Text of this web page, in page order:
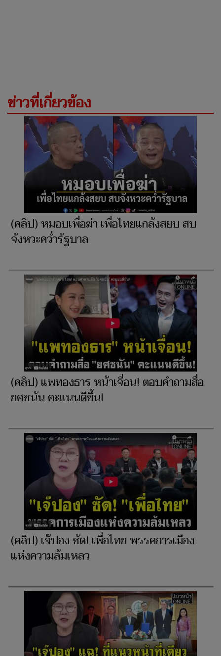
ข่าวที่เกี่ยวข้อง
(คลิป) หมอบเพื่อฆ่า เพื่อไทยแกล้งสยบ สบ
จังหวะคว่ำรัฐบาล
(คลิป) แพทองธาร หน้าเจื่อน! ตอบคำถามสื่อ
ยศชนัน คะแนนดีขึ้น!
(คลิป) เจ๊ปอง ซัด! เพื่อไทย พรรคการเมือง
แห่งความล้มเหลว